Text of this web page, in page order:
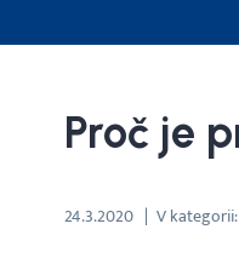
Proč je
24.3.2020 V kategorii